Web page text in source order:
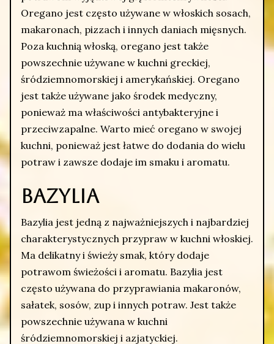
Oregano jest często używane w włoskich sosach,
makaronach, pizzach i innych daniach mięsnych.
Poza kuchnią włoską, oregano jest także
powszechnie używane w kuchni greckiej,
śródziemnomorskiej i amerykańskiej. Oregano
jest także używane jako środek medyczny,
ponieważ ma właściwości antybakteryjne i
przeciwzapalne. Warto mieć oregano w swojej
kuchni, ponieważ jest łatwe do dodania do wielu
potraw i zawsze dodaje im smaku i aromatu.
Bazylia
Bazylia jest jedną z najważniejszych i najbardziej
charakterystycznych przypraw w kuchni włoskiej.
Ma delikatny i świeży smak, który dodaje
potrawom świeżości i aromatu. Bazylia jest
często używana do przyprawiania makaronów,
sałatek, sosów, zup i innych potraw. Jest także
powszechnie używana w kuchni
śródziemnomorskiej i azjatyckiej.